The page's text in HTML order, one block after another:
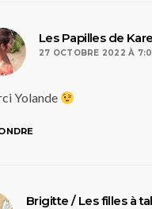
Les Papilles de
27 OCTOBRE 2022 À
Yolande
Brigitte / Les filles à